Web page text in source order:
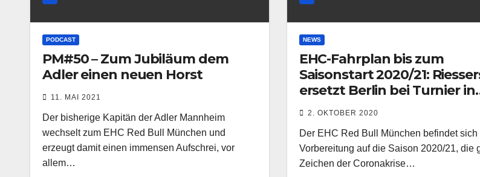
PODCAST
PM#50 – Zum Jubiläum dem
Adler einen neuen Horst
11. MAI 2021
Der bisherige Kapitän der Adler Mannheim
wechselt zum EHC Red Bull München und
erzeugt damit einen immensen Aufschrei, vor
allem…
NEWS
EHC-Fahrplan bis zum
Saisonstart 2020/21:
ersetzt Berlin bei Turnier in
Dresden
2. OKTOBER 2020
Der EHC Red Bull München befindet sich
Vorbereitung auf die Saison 2020/21, die
Zeichen der Coronakrise…